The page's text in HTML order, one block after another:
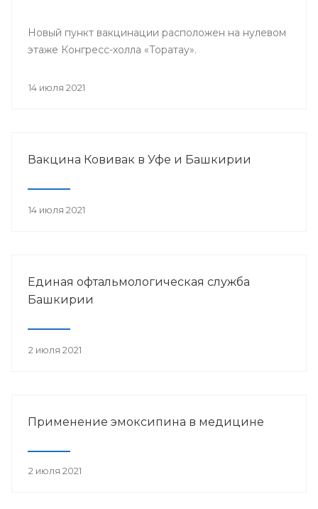
Новый пункт вакцинации расположен на нулевом
этаже Конгресс-холла «Торатау».
14 июля 2021
Вакцина Ковивак в Уфе и Башкирии
14 июля 2021
Единая офтальмологическая служба
Башкирии
2 июля 2021
Применение эмоксипина в медицине
2 июля 2021